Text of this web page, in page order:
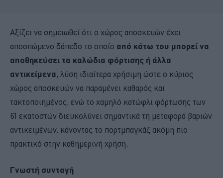
Αξίζει να σημειωθεί ότι ο χώρος αποσκευών έχει
αποσπώμενο δάπεδο το οποίο από κάτω του μπορεί να
αποθηκεύσει τα καλώδια φόρτισης ή άλλα
αντικείμενα, λύση ιδιαίτερα χρήσιμη ώστε ο κύριος
χώρος αποσκευών να παραμένει καθαρός και
τακτοποιημένος, ενώ το χαμηλό κατώφλι φόρτωσης των
61 εκατοστών διευκολύνει σημαντικά τη μεταφορά βαριών
αντικειμένων, κάνοντας το πορτμπαγκάζ ακόμη πιο
πρακτικό στην καθημερινή χρήση.
Γνωστή συνταγή